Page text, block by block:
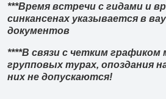
***Время встречи с гидами и
синкансенах указывается в
документов
****В связи с четким
групповых турах, опоздания
них не допускаются!